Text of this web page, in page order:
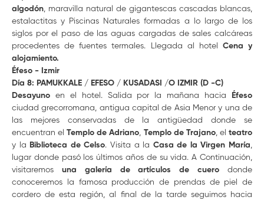
algodón, maravilla natural de gigantescas cascadas blancas,
estalactitas y Piscinas Naturales formadas a lo largo de los
siglos por el paso de las aguas cargadas de sales calcáreas
procedentes de fuentes termales. Llegada al hotel Cena y
alojamiento.
Éfeso - Izmir
Día 8: PAMUKKALE / EFESO / KUSADASI /O IZMIR (D -C)
Desayuno en el hotel. Salida por la mañana hacia
Éfeso
ciudad grecorromana, antigua capital de Asia Menor y una de
las mejores conservadas de la antigüedad donde se
encuentran elTemplo de Adriano, Templo de Trajano, elteatro
y la Biblioteca de Celso. Visita a la Casa de la Virgen María,
lugar donde pasó los últimos años de su vida. A Continuación,
visitaremos una galería de artículos de cuero donde
conoceremos la famosa producción de prendas de piel de
cordero de esta región, al final de la tarde seguimos hacia